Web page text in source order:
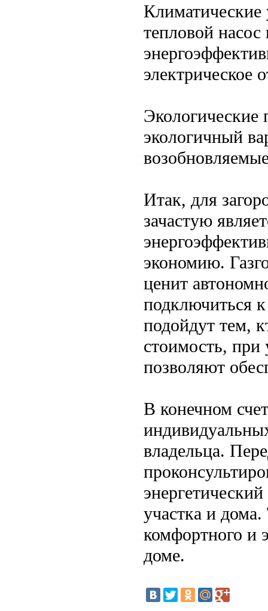
Климатические
тепловой
Экологические
экологичный
Итак, для
зачастую
экономию.
ценит
подключиться
подойдут тем,
стоимость, при
позволяют
В конечном
владельца.
участка и дома.
комфортного и
доме.